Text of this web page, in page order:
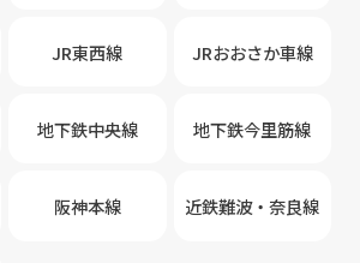
JR東西線 JRおおさか車線
地下鉄中央線 地下鉄今里筋線
阪神本線 近鉄難波・奈良線